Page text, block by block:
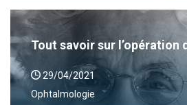
Tout savoir sur l’opération
29/04/2021
Ophtalmologie